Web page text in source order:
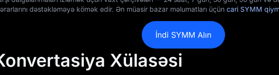
dəstəkləməyə kömək edir. Ən müasir bazar məlumatları üçün cari SYMM
İndi SYMM Alın
Xülasəsi